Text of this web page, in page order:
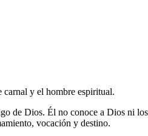
carnal y el hombre espiritual.
de Dios. Él no conoce a Dios ni
vocación y destino.